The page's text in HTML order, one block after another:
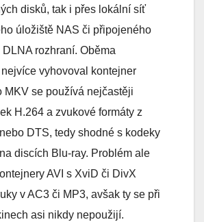
disků, tak i přes lokální síť
úložiště NAS či připojeného
rozhraní. Oběma
vyhovoval kontejner
MKV se používá nejčastěji
H.264 a zvukové formáty z
DTS, tedy shodné s kodeky
discích Blu-ray. Problém ale
AVI s XviD či DivX
v AC3 či MP3, avšak ty se při
asi nikdy nepoužijí.